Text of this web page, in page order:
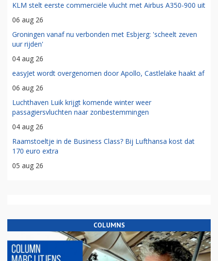
KLM stelt eerste commerciële vlucht met Airbus A350-900 uit
06 aug 26
Groningen vanaf nu verbonden met Esbjerg: 'scheelt zeven
uur rijden'
04 aug 26
easyJet wordt overgenomen door Apollo, Castlelake haakt af
06 aug 26
Luchthaven Luik krijgt komende winter weer
passagiersvluchten naar zonbestemmingen
04 aug 26
Raamstoeltje in de Business Class? Bij Lufthansa kost dat
170 euro extra
05 aug 26
COLUMNS